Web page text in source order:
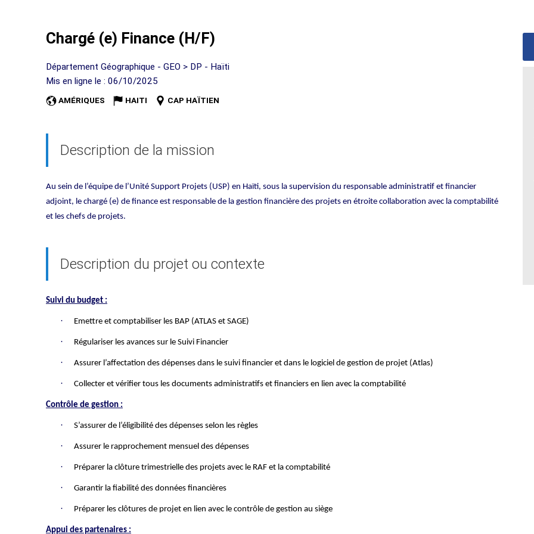
Chargé (e) Finance (H/F)
Département Géographique - GEO > DP - Haïti
Mis en ligne le : 06/10/2025
AMÉRIQUES HAITI CAP HAÏTIEN
Description de la mission
Au sein de l’équipe de l’Unité Support Projets (USP) en Haïti, sous la supervision du responsable administratif et financier
adjoint, le chargé (e) de finance est responsable de la gestion financière des projets en étroite collaboration avec la comptabilité
et les chefs de projets.
Description du projet ou contexte
Suivi du budget :
· Emettre et comptabiliser les BAP (ATLAS et SAGE)
· Régulariser les avances sur le Suivi Financier
· Assurer l’affectation des dépenses dans le suivi financier et dans le logiciel de gestion de projet (Atlas)
· Collecter et vérifier tous les documents administratifs et financiers en lien avec la comptabilité
Contrôle de gestion :
· S’assurer de l’éligibilité des dépenses selon les règles
· Assurer le rapprochement mensuel des dépenses
· Préparer la clôture trimestrielle des projets avec le RAF et la comptabilité
· Garantir la fiabilité des données financières
· Préparer les clôtures de projet en lien avec le contrôle de gestion au siège
Appui des partenaires :